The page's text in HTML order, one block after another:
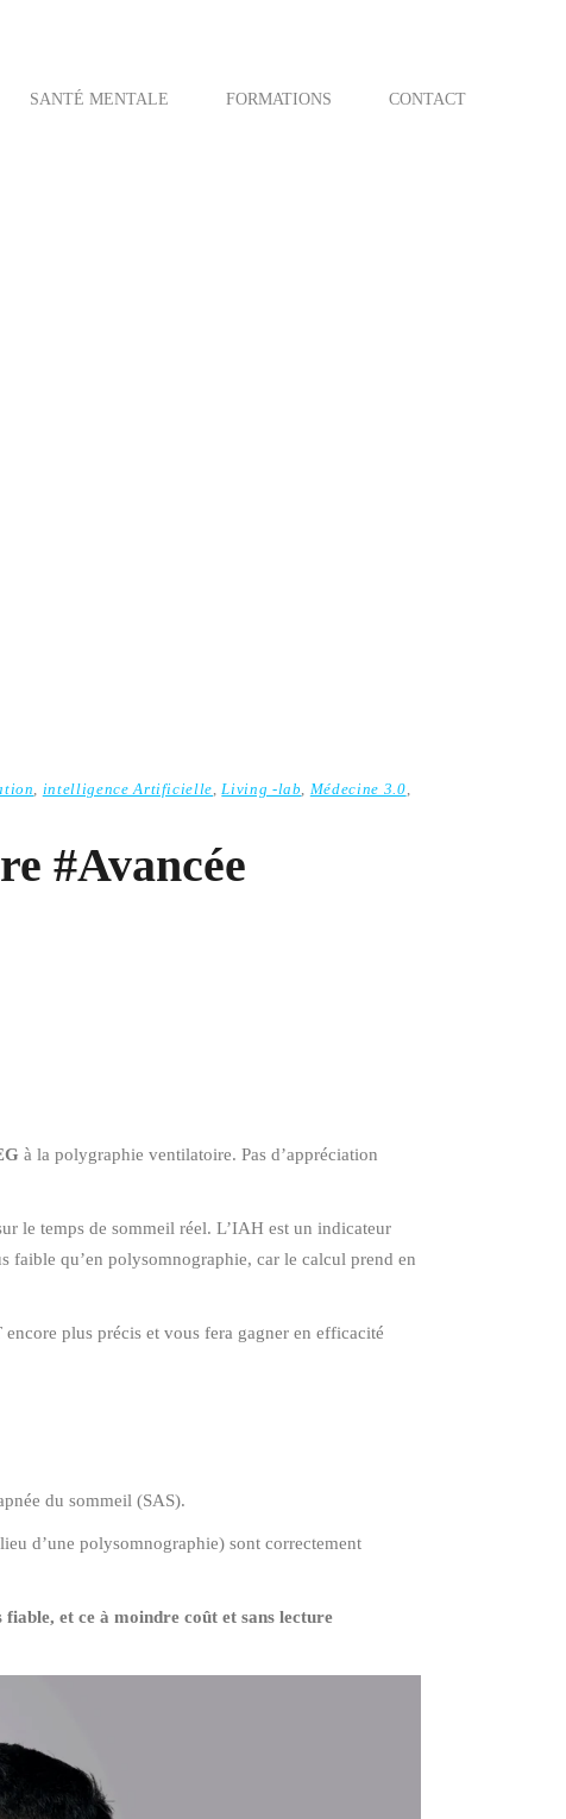
SANTÉ MENTALE FORMATIONS CONTACT
, intelligence Artificielle,Living -lab, Médecine 3.0,
#Avancée
à la polygraphie ventilatoire. Pas d’appréciation
le temps de sommeil réel. L’IAH est un indicateur
qu’en polysomnographie, car le calcul prend en
plus précis et vous fera gagner en efficacité
du sommeil (SAS).
d’une polysomnographie) sont correctement
et ce à moindre coût et sans lecture